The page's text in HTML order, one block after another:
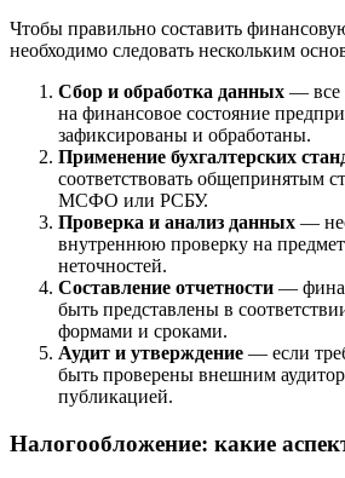
Чтобы правильно составить
необходимо следовать нескольким
Сбор и обработка данных — все
на финансовое состояние
зафиксированы и обработаны.
Применение бухгалтерских
соответствовать общепринятым
МСФО или РСБУ.
Проверка и анализ данных —
внутреннюю проверку на
неточностей.
Составление отчетности —
быть представлены в
формами и сроками.
Аудит и утверждение — если
быть проверены внешним
публикацией.
Налогообложение: какие